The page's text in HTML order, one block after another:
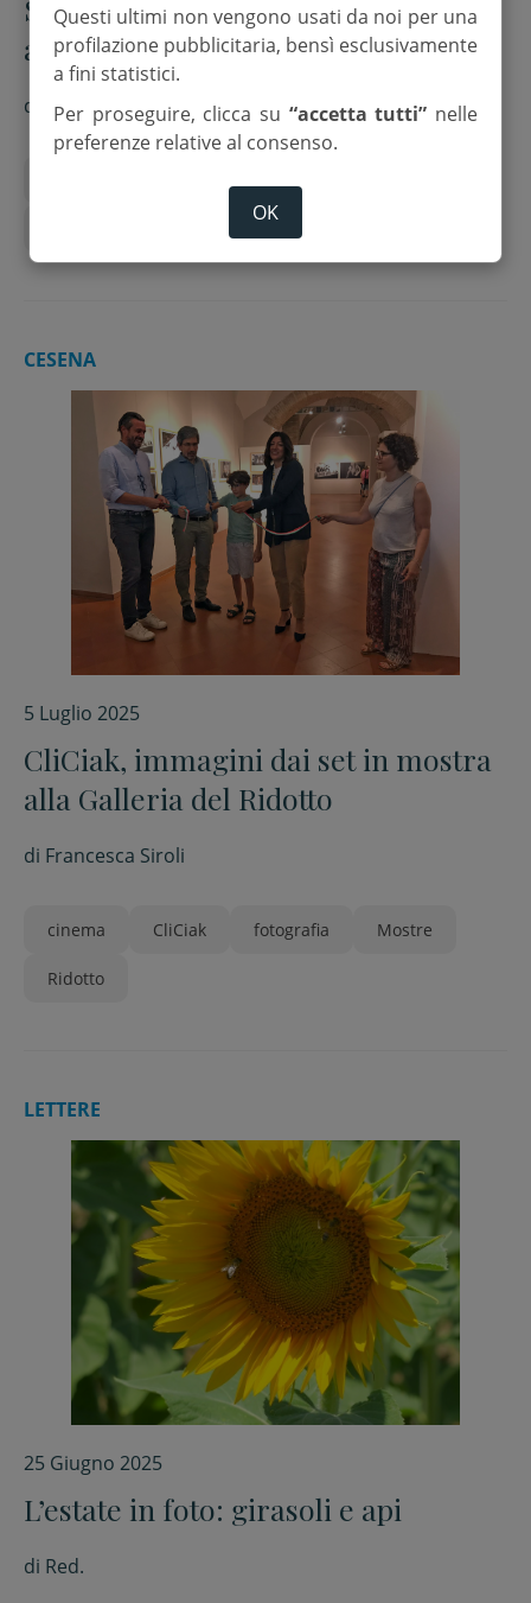
Stazione Gambettola,
attraversamento rischioso
di Red.
CESENA
5 Luglio 2025
CliCiak, immagini dai set in mostra
alla Galleria del Ridotto
di Francesca Siroli
cinema CliCiak fotografia Mostre
Ridotto
LETTERE
25 Giugno 2025
L’estate in foto: girasoli e api
di Red.
Questi ultimi non vengono usati da noi per una
profilazione pubblicitaria, bensì esclusivamente
a fini statistici.
Per proseguire, clicca su “accetta tutti” nelle
preferenze relative al consenso.
OK